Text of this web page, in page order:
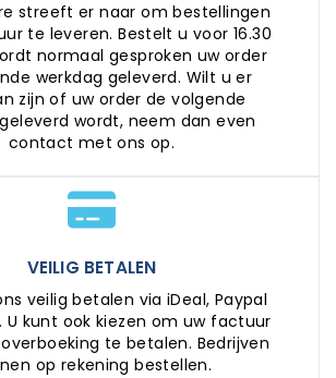
streeft er naar om bestellingen
te leveren. Bestelt u voor 16.30
normaal gesproken uw order
werkdag geleverd. Wilt u er
zijn of uw order de volgende
wordt, neem dan even
contact met ons op.
VEILIG BETALEN
veilig betalen via iDeal, Paypal
U kunt ook kiezen om uw factuur
te betalen. Bedrijven
op rekening bestellen.